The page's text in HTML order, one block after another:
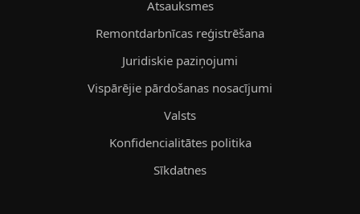
Atsauksmes
Remontdarbnīcas reģistrēšana
Juridiskie paziņojumi
Vispārējie pārdošanas nosacījumi
Valsts
Konfidencialitātes politika
Sīkdatnes